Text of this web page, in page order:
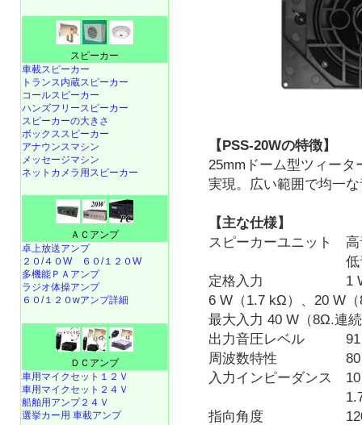
【PSS-20Wの特徴】
25mmドーム型ツィータ
実現。広い範囲で均一
【主な仕様】
スピーカーユニット 高
低音用:12cm
定格入力 1 W（
6 W（1.7 kΩ）、
最大入力 40 W（8Ω.連
出力音圧レベル 91
周波数特性 80
入力インピーダンス
1.7 kΩ（6 W
指向角度 120 °（
スピーカー
車載スピーカー
トランス内蔵スピーカー
コールスピーカー
ハンズフリースピーカー
スピーカーの大きさ
ボックススピーカー
アナウンスマシン
メッセージマシン
ネットカメラ用スピーカー
ＡＣアンプ
卓上放送アンプ
２０/４０W
６０/１２０W
多機能ＰＡアンプ
ラジオ体操アンプ
６０/１２０wアンプ詳細
ＤＣアンプ
車用マイクセット１２Ｖ
車用マイクセット２４Ｖ
船舶用アンプ２４Ｖ
選挙カー用 車載アンプ